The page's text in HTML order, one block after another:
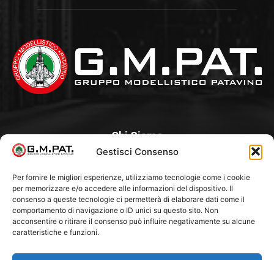
Gestisci Consenso
Per fornire le migliori esperienze, utilizziamo tecnologie come i cookie
per memorizzare e/o accedere alle informazioni del dispositivo. Il
consenso a queste tecnologie ci permetterà di elaborare dati come il
comportamento di navigazione o ID unici su questo sito. Non
acconsentire o ritirare il consenso può influire negativamente su alcune
caratteristiche e funzioni.
Chi Siamo
l’intento di creare a Padova un punto di aggregazione e di
riferimento per l’hobby del modellismo statico. Tra i Soci
“fondatori” ci sono Franco Callegari e Gianni Besenzon.
Seguici Su